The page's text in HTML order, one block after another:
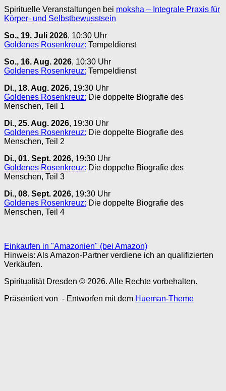
Spirituelle Veranstaltungen bei moksha – Integrale Praxis für
Körper- und Selbstbewusstsein
So., 19. Juli 2026, 10:30 Uhr
Goldenes Rosenkreuz: Tempeldienst
So., 16. Aug. 2026, 10:30 Uhr
Goldenes Rosenkreuz: Tempeldienst
Di., 18. Aug. 2026, 19:30 Uhr
Goldenes Rosenkreuz: Die doppelte Biografie des
Menschen, Teil 1
Di., 25. Aug. 2026, 19:30 Uhr
Goldenes Rosenkreuz: Die doppelte Biografie des
Menschen, Teil 2
Di., 01. Sept. 2026, 19:30 Uhr
Goldenes Rosenkreuz: Die doppelte Biografie des
Menschen, Teil 3
Di., 08. Sept. 2026, 19:30 Uhr
Goldenes Rosenkreuz: Die doppelte Biografie des
Menschen, Teil 4
Einkaufen in "Amazonien" (bei Amazon)
Hinweis: Als Amazon-Partner verdiene ich an qualifizierten
Verkäufen.
Spiritualität Dresden © 2026. Alle Rechte vorbehalten.
Präsentiert von - Entworfen mit dem Hueman-Theme